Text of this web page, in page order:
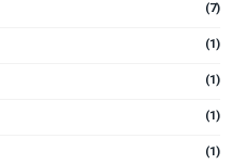
(7)
(1)
(1)
(1)
(1)